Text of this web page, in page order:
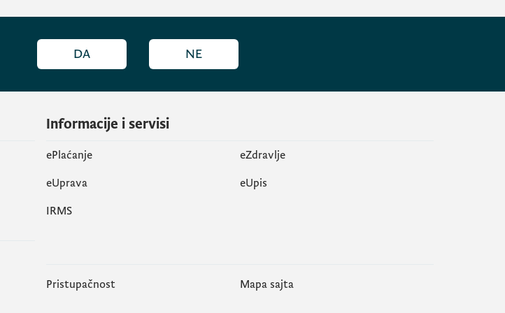
DA NE
Informacije i servisi
ePlaćanje
eZdravlje
eUprava
еUpis
IRMS
Pristupačnost Mapa sajta